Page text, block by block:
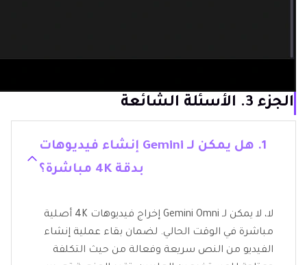
الجزء 3. الأسئلة الشائعة
1. هل يمكن لـ Gemini إنشاء فيديوهات
بدقة 4K مباشرة؟
لا، لا يمكن لـ Gemini Omni إخراج فيديوهات 4K أصلية
مباشرة في الوقت الحالي. لضمان بقاء عملية إنشاء
الفيديو من النص سريعة وفعالة من حيث التكلفة